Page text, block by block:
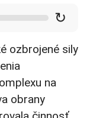
↻
ozbrojené sily
na
obrany